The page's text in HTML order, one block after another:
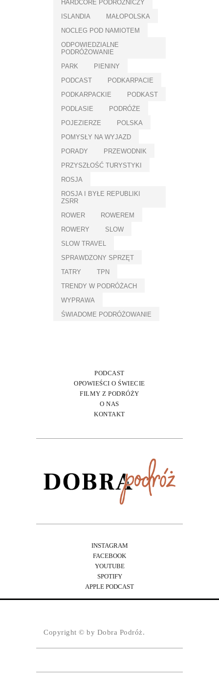
HARDCORE PODRÓŻNICZY
ISLANDIA
MAŁOPOLSKA
NOCLEG POD NAMIOTEM
ODPOWIEDZIALNE
PODRÓŻOWANIE
PARK
PIENINY
PODCAST
PODKARPACIE
PODKARPACKIE
PODKAST
PODLASIE
PODRÓŻE
POJEZIERZE
POLSKA
POMYSŁY NA WYJAZD
PORADY
PRZEWODNIK
PRZYSZŁOŚĆ TURYSTYKI
ROSJA
ROSJA I BYŁE REPUBLIKI
ZSRR
ROWER
ROWEREM
ROWERY
SLOW
SLOW TRAVEL
SPRAWDZONY SPRZĘT
TATRY
TPN
TRENDY W PODRÓŻACH
WYPRAWA
ŚWIADOME PODRÓŻOWANIE
PODCAST
OPOWIEŚCI O ŚWIECIE
FILMY Z PODRÓŻY
O NAS
KONTAKT
INSTAGRAM
FACEBOOK
YOUTUBE
SPOTIFY
APPLE PODCAST
Copyright © by Dobra Podróż.